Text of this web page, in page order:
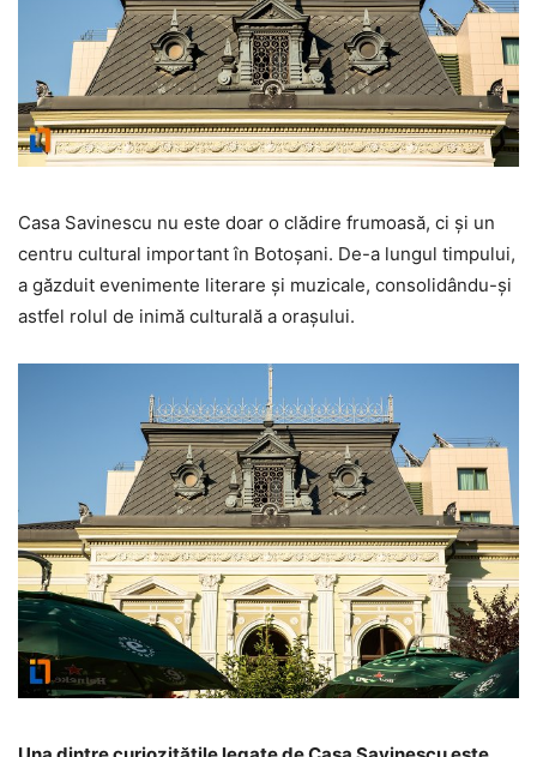
Casa Savinescu nu este doar o clădire frumoasă, ci și un
centru cultural important în Botoșani. De-a lungul timpului,
a găzduit evenimente literare și muzicale, consolidându-și
astfel rolul de inimă culturală a orașului.